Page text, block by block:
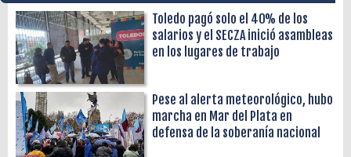
Toledo pagó solo el 40% de los
salarios y el SECZA inició asambleas
en los lugares de trabajo
Pese al alerta meteorológico, hubo
marcha en Mar del Plata en
defensa de la soberanía nacional